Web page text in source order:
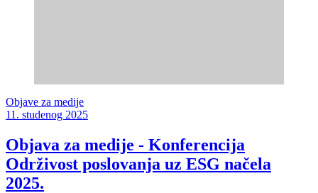
Objave za medije
11. studenog 2025
Objava za medije - Konferencija
Održivost poslovanja uz ESG načela
2025.